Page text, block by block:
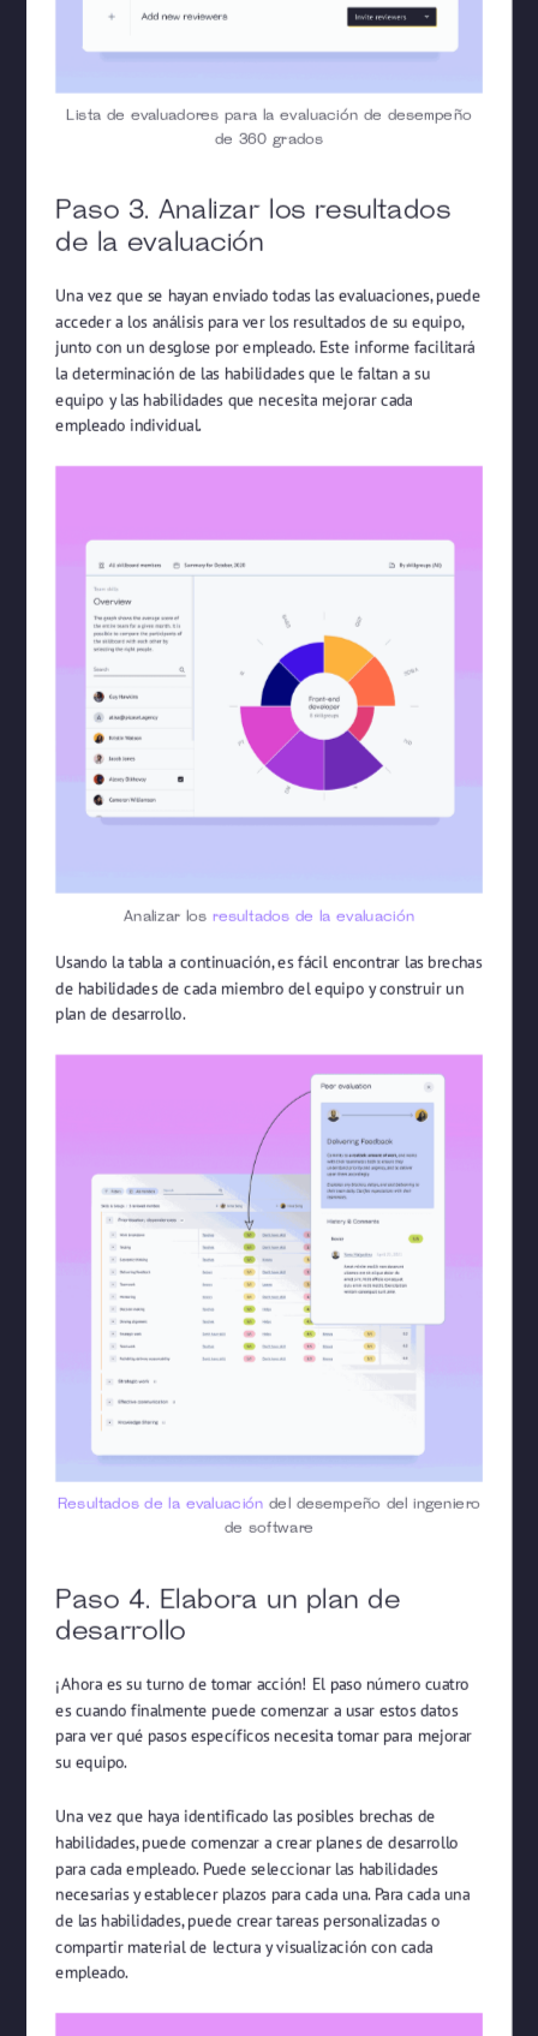
Lista de evaluadores para la evaluación de desempeño
de 360 grados
Paso 3. Analizar los resultados
de la evaluación
Una vez que se hayan enviado todas las evaluaciones, puede
acceder a los análisis para ver los resultados de su equipo,
junto con un desglose por empleado. Este informe facilitará
la determinación de las habilidades que le faltan a su
equipo y las habilidades que necesita mejorar cada
empleado individual.
Analizar losresultados de la evaluación
Usando la tabla a continuación, es fácil encontrar las brechas
de habilidades de cada miembro del equipo y construir un
plan de desarrollo.
Resultados de la evaluación del desempeño del ingeniero
de software
Paso 4. Elabora un plan de
desarrollo
¡Ahora es su turno de tomar acción! El paso número cuatro
es cuando finalmente puede comenzar a usar estos datos
para ver qué pasos específicos necesita tomar para mejorar
su equipo.
Una vez que haya identificado las posibles brechas de
habilidades, puede comenzar a crear planes de desarrollo
para cada empleado. Puede seleccionar las habilidades
necesarias y establecer plazos para cada una. Para cada una
de las habilidades, puede crear tareas personalizadas o
compartir material de lectura y visualización con cada
empleado.